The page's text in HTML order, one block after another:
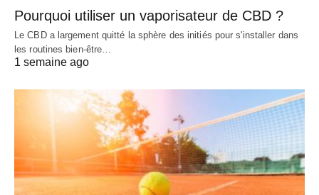
Pourquoi utiliser un vaporisateur de CBD ?
Le CBD a largement quitté la sphère des initiés pour s'installer dans
les routines bien-être…
1 semaine ago